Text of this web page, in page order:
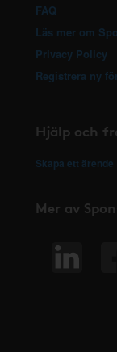
FAQ
Läs mer om
Privacy Policy
Registrera ny
Hjälp och
Skapa ett ärende
Mer av